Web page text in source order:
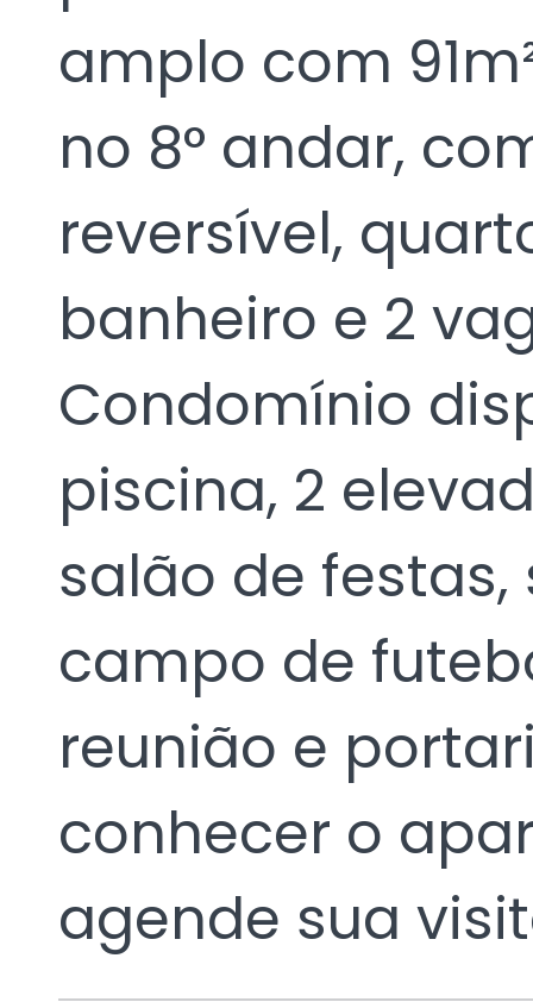
amplo com
no 8° andar,
reversível,
banheiro e 2
Condomínio
piscina, 2
salão de
campo de
reunião e
conhecer o
agende sua